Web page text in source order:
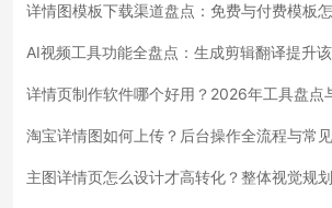
详情图模板下载渠道盘点：免费与付费模板
AI视频工具功能全盘点：生成剪辑翻译提升
详情页制作软件哪个好用？2026年工具盘点
淘宝详情图如何上传？后台操作全流程与常
主图详情页怎么设计才高转化？整体视觉规